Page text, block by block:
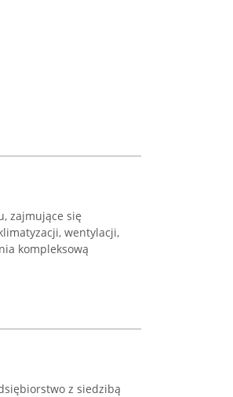
zajmujące się
wentylacji,
kompleksową
z siedzibą